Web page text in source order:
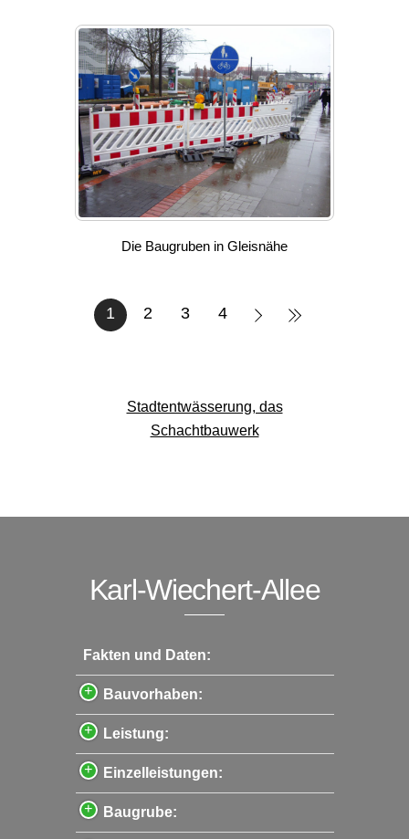
Die Baugruben in Gleisnähe
1 2 3 4
Stadtentwässerung, das
Schachtbauwerk
Karl-Wiechert-Allee
Fakten und Daten:
Bauvorhaben:
Leistung:
Einzelleistungen:
Baugrube: